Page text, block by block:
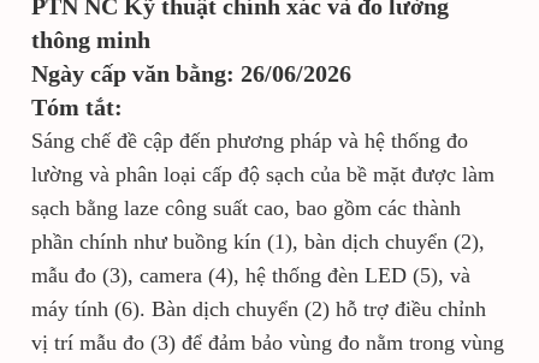
PTN NC Kỹ thuật chính xác và đo lường
thông minh
Ngày cấp văn bằng: 26/06/2026
Tóm tắt:
Sáng chế đề cập đến phương pháp và hệ thống đo
lường và phân loại cấp độ sạch của bề mặt được làm
sạch bằng laze công suất cao, bao gồm các thành
phần chính như buồng kín (1), bàn dịch chuyển (2),
mẫu đo (3), camera (4), hệ thống đèn LED (5), và
máy tính (6). Bàn dịch chuyển (2) hỗ trợ điều chỉnh
vị trí mẫu đo (3) để đảm bảo vùng đo nằm trong vùng